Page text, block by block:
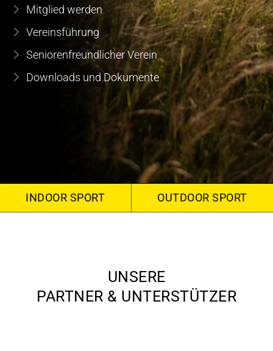
Mitglied werden
Vereinsführung
Seniorenfreundlicher Verein
Downloads und Dokumente
INDOOR SPORT OUTDOOR SPORT
UNSERE
PARTNER & UNTERSTÜTZER